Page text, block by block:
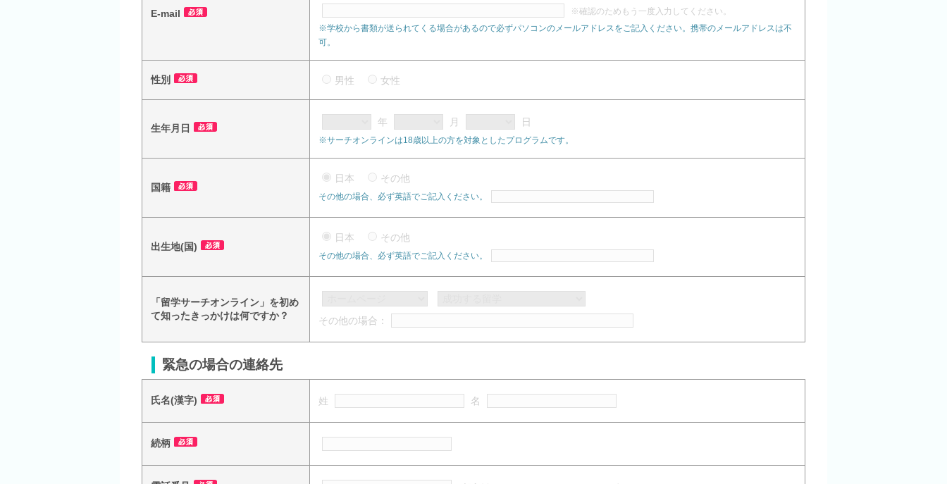
E-mail
※確認のためもう一度入力してください。
※学校から書類が送られてくる場合があるので必ずパソコンのメールアドレスをご記入ください。携帯のメールアドレスは不
可。
性別 男性 女性
生年月日
年 月 日
※サーチオンラインは18歳以上の方を対象としたプログラムです。
国籍
日本 その他
その他の場合、必ず英語でご記入ください。
出生地(国)
日本 その他
その他の場合、必ず英語でご記入ください。
「留学サーチオンライン」を初め
て知ったきっかけは何ですか？
その他の場合：
緊急の場合の連絡先
氏名(漢字) 姓 名
続柄